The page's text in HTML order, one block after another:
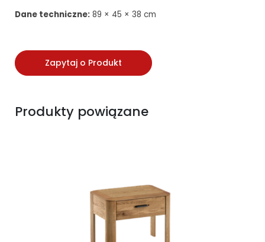
Dane techniczne: 89 × 45 × 38 cm
Zapytaj o Produkt
Produkty powiązane